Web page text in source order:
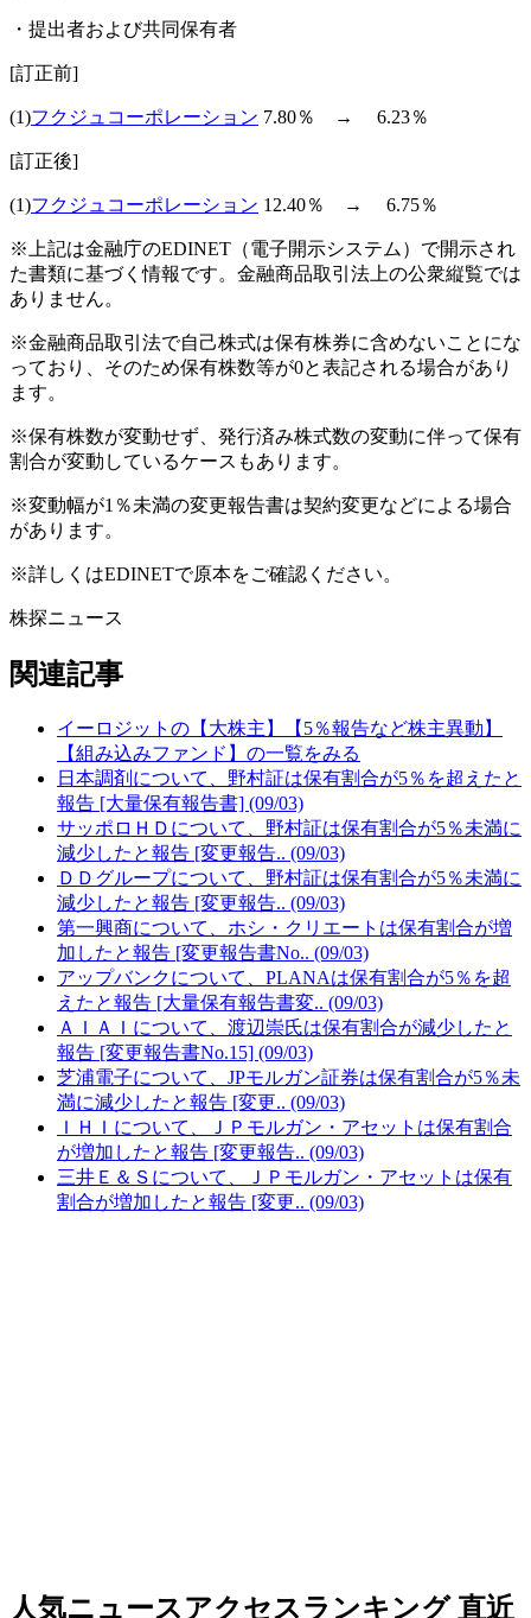
・提出者および共同保有者
[訂正前]
(1)フクジュコーポレーション 7.80％ → 6.23％
[訂正後]
(1)フクジュコーポレーション 12.40％ → 6.75％
※上記は金融庁のEDINET（電子開示システム）で開示され
た書類に基づく情報です。金融商品取引法上の公衆縦覧では
ありません。
※金融商品取引法で自己株式は保有株券に含めないことにな
っており、そのため保有株数等が0と表記される場合があり
ます。
※保有株数が変動せず、発行済み株式数の変動に伴って保有
割合が変動しているケースもあります。
※変動幅が1％未満の変更報告書は契約変更などによる場合
があります。
※詳しくはEDINETで原本をご確認ください。
株探ニュース
関連記事
イーロジットの【大株主】【5％報告など株主異動】
【組み込みファンド】の一覧をみる
日本調剤について、野村証は保有割合が5％を超えたと
報告 [大量保有報告書] (09/03)
サッポロＨＤについて、野村証は保有割合が5％未満に
減少したと報告 [変更報告.. (09/03)
ＤＤグループについて、野村証は保有割合が5％未満に
減少したと報告 [変更報告.. (09/03)
第一興商について、ホシ・クリエートは保有割合が増
加したと報告 [変更報告書No.. (09/03)
アップバンクについて、PLANAは保有割合が5％を超
えたと報告 [大量保有報告書変.. (09/03)
ＡＩＡＩについて、渡辺崇氏は保有割合が減少したと
報告 [変更報告書No.15] (09/03)
芝浦電子について、JPモルガン証券は保有割合が5％未
満に減少したと報告 [変更.. (09/03)
ＩＨＩについて、ＪＰモルガン・アセットは保有割合
が増加したと報告 [変更報告.. (09/03)
三井Ｅ＆Ｓについて、ＪＰモルガン・アセットは保有
割合が増加したと報告 [変更.. (09/03)
人気ニュースアクセスランキング 直近